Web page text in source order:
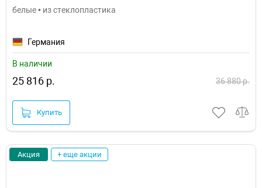
белые • из стеклопластика
Германия
В наличии
25 816 р. 36 880 р.
Купить
Акция + еще акции